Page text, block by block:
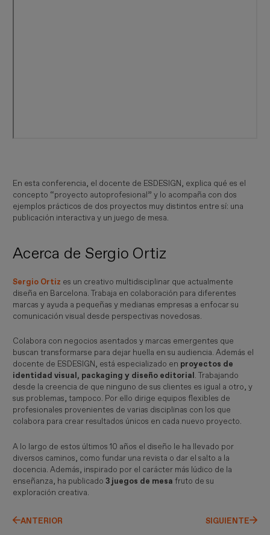
En esta conferencia, el docente de ESDESIGN, explica qué es el
concepto “proyecto autoprofesional” y lo acompaña con dos
ejemplos prácticos de dos proyectos muy distintos entre sí: una
publicación interactiva y un juego de mesa.
Acerca de Sergio Ortiz
Sergio Ortiz es un creativo multidisciplinar que actualmente
diseña en Barcelona. Trabaja en colaboración para diferentes
marcas y ayuda a pequeñas y medianas empresas a enfocar su
comunicación visual desde perspectivas novedosas.
Colabora con negocios asentados y marcas emergentes que
buscan transformarse para dejar huella en su audiencia. Además el
docente de ESDESIGN, está especializado en proyectos de
identidad visual, packaging y diseño editorial. Trabajando
desde la creencia de que ninguno de sus clientes es igual a otro, y
sus problemas, tampoco. Por ello dirige equipos flexibles de
profesionales provenientes de varias disciplinas con los que
colabora para crear resultados únicos en cada nuevo proyecto.
A lo largo de estos últimos 10 años el diseño le ha llevado por
diversos caminos, como fundar una revista o dar el salto a la
docencia. Además, inspirado por el carácter más lúdico de la
enseñanza, ha publicado3 juegos de mesa fruto de su
exploración creativa.
ANTERIOR SIGUIENTE